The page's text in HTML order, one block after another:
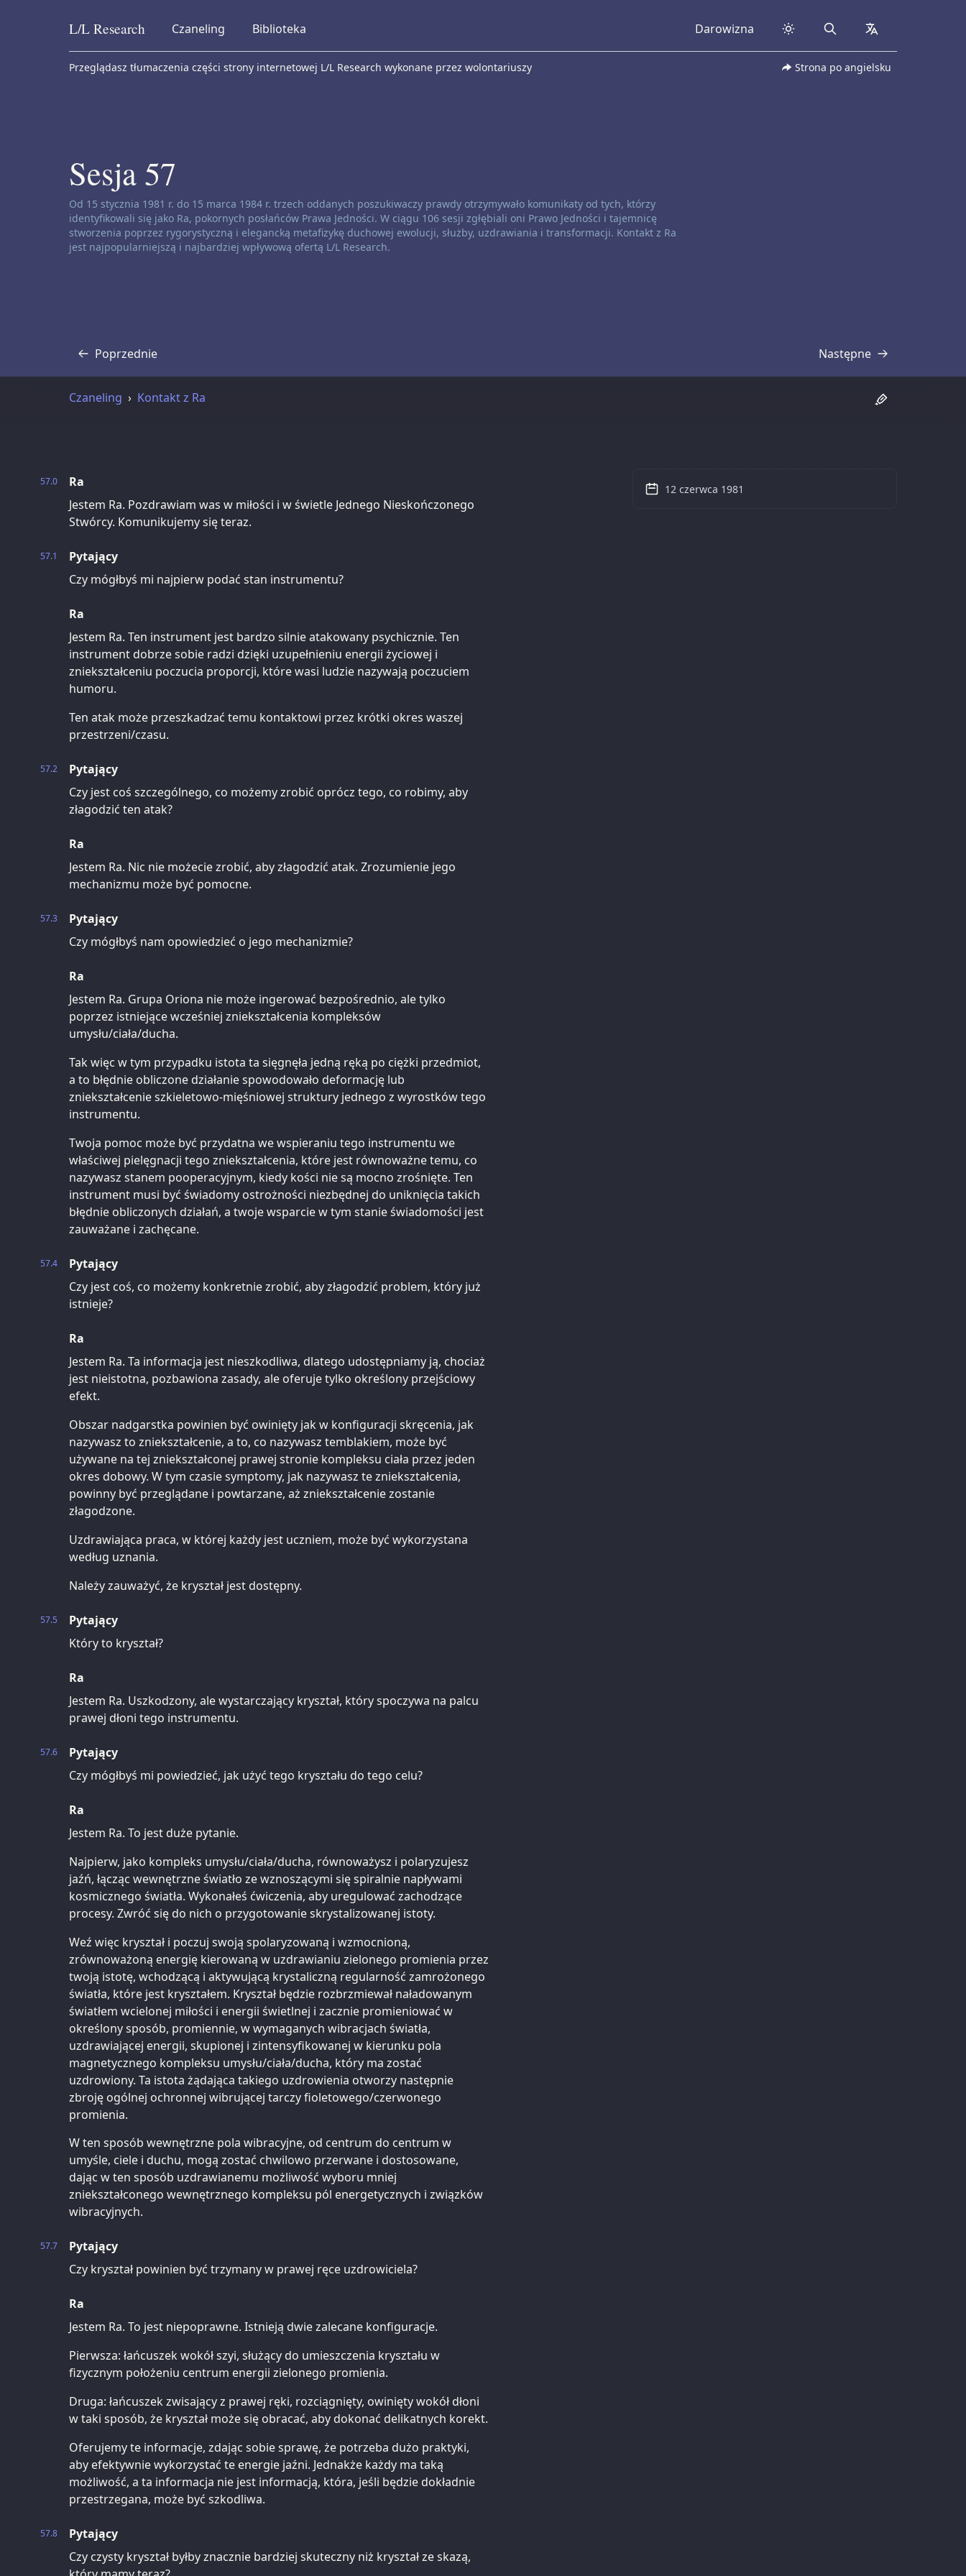
Skip to content
L/L Research Czaneling Biblioteka Darowizna Search collapsed
Przeglądasz tłumaczenia części strony internetowej L/L Research wykonane przez wolontariuszy Strona po angielsku
Sesja 57
Zastrzeżenie dotyczące kanałów:
Od 15 stycznia 1981 r. do 15 marca 1984 r. trzech oddanych poszukiwaczy prawdy otrzymywało komunikaty od tych, którzy
identyfikowali się jako Ra, pokornych posłańców Prawa Jedności. W ciągu 106 sesji zgłębiali oni Prawo Jedności i tajemnicę
stworzenia poprzez rygorystyczną i elegancką metafizykę duchowej ewolucji, służby, uzdrawiania i transformacji. Kontakt z Ra
jest najpopularniejszą i najbardziej wpływową ofertą L/L Research.
Poprzednie
Transkrypcja Następne
Transkrypcja
Czaneling Kontakt z Ra
57.0
Ra
Jestem Ra. Pozdrawiam was w miłości i w świetle Jednego Nieskończonego
Stwórcy. Komunikujemy się teraz.
57.1
Pytający
Czy mógłbyś mi najpierw podać stan instrumentu?
Ra
Jestem Ra. Ten instrument jest bardzo silnie atakowany psychicznie. Ten
instrument dobrze sobie radzi dzięki uzupełnieniu energii życiowej i
zniekształceniu poczucia proporcji, które wasi ludzie nazywają poczuciem
humoru.
Ten atak może przeszkadzać temu kontaktowi przez krótki okres waszej
przestrzeni/czasu.
57.2
Pytający
Czy jest coś szczególnego, co możemy zrobić oprócz tego, co robimy, aby
złagodzić ten atak?
Ra
Jestem Ra. Nic nie możecie zrobić, aby złagodzić atak. Zrozumienie jego
mechanizmu może być pomocne.
57.3
Pytający
Czy mógłbyś nam opowiedzieć o jego mechanizmie?
Ra
Jestem Ra. Grupa Oriona nie może ingerować bezpośrednio, ale tylko
poprzez istniejące wcześniej zniekształcenia kompleksów
umysłu/ciała/ducha.
Tak więc w tym przypadku istota ta sięgnęła jedną ręką po ciężki przedmiot,
a to błędnie obliczone działanie spowodowało deformację lub
zniekształcenie szkieletowo-mięśniowej struktury jednego z wyrostków tego
instrumentu.
Twoja pomoc może być przydatna we wspieraniu tego instrumentu we
właściwej pielęgnacji tego zniekształcenia, które jest równoważne temu, co
nazywasz stanem pooperacyjnym, kiedy kości nie są mocno zrośnięte. Ten
instrument musi być świadomy ostrożności niezbędnej do uniknięcia takich
błędnie obliczonych działań, a twoje wsparcie w tym stanie świadomości jest
zauważane i zachęcane.
57.4
Pytający
Czy jest coś, co możemy konkretnie zrobić, aby złagodzić problem, który już
istnieje?
Ra
Jestem Ra. Ta informacja jest nieszkodliwa, dlatego udostępniamy ją, chociaż
jest nieistotna, pozbawiona zasady, ale oferuje tylko określony przejściowy
efekt.
Obszar nadgarstka powinien być owinięty jak w konfiguracji skręcenia, jak
nazywasz to zniekształcenie, a to, co nazywasz temblakiem, może być
używane na tej zniekształconej prawej stronie kompleksu ciała przez jeden
okres dobowy. W tym czasie symptomy, jak nazywasz te zniekształcenia,
powinny być przeglądane i powtarzane, aż zniekształcenie zostanie
złagodzone.
Uzdrawiająca praca, w której każdy jest uczniem, może być wykorzystana
według uznania.
Należy zauważyć, że kryształ jest dostępny.
57.5
Pytający
Który to kryształ?
Ra
Jestem Ra. Uszkodzony, ale wystarczający kryształ, który spoczywa na palcu
prawej dłoni tego instrumentu.
57.6
Pytający
Czy mógłbyś mi powiedzieć, jak użyć tego kryształu do tego celu?
Ra
Jestem Ra. To jest duże pytanie.
Najpierw, jako kompleks umysłu/ciała/ducha, równoważysz i polaryzujesz
jaźń, łącząc wewnętrzne światło ze wznoszącymi się spiralnie napływami
kosmicznego światła. Wykonałeś ćwiczenia, aby uregulować zachodzące
procesy. Zwróć się do nich o przygotowanie skrystalizowanej istoty.
Weź więc kryształ i poczuj swoją spolaryzowaną i wzmocnioną,
zrównoważoną energię kierowaną w uzdrawianiu zielonego promienia przez
twoją istotę, wchodzącą i aktywującą krystaliczną regularność zamrożonego
światła, które jest kryształem. Kryształ będzie rozbrzmiewał naładowanym
światłem wcielonej miłości i energii świetlnej i zacznie promieniować w
określony sposób, promiennie, w wymaganych wibracjach światła,
uzdrawiającej energii, skupionej i zintensyfikowanej w kierunku pola
magnetycznego kompleksu umysłu/ciała/ducha, który ma zostać
uzdrowiony. Ta istota żądająca takiego uzdrowienia otworzy następnie
zbroję ogólnej ochronnej wibrującej tarczy fioletowego/czerwonego
promienia.
W ten sposób wewnętrzne pola wibracyjne, od centrum do centrum w
umyśle, ciele i duchu, mogą zostać chwilowo przerwane i dostosowane,
dając w ten sposób uzdrawianemu możliwość wyboru mniej
zniekształconego wewnętrznego kompleksu pól energetycznych i związków
wibracyjnych.
57.7
Pytający
Czy kryształ powinien być trzymany w prawej ręce uzdrowiciela?
Ra
Jestem Ra. To jest niepoprawne. Istnieją dwie zalecane konfiguracje.
Pierwsza: łańcuszek wokół szyi, służący do umieszczenia kryształu w
fizycznym położeniu centrum energii zielonego promienia.
Druga: łańcuszek zwisający z prawej ręki, rozciągnięty, owinięty wokół dłoni
w taki sposób, że kryształ może się obracać, aby dokonać delikatnych korekt.
Oferujemy te informacje, zdając sobie sprawę, że potrzeba dużo praktyki,
aby efektywnie wykorzystać te energie jaźni. Jednakże każdy ma taką
możliwość, a ta informacja nie jest informacją, która, jeśli będzie dokładnie
przestrzegana, może być szkodliwa.
57.8
Pytający
Czy czysty kryształ byłby znacznie bardziej skuteczny niż kryształ ze skazą,
12 czerwca 1981